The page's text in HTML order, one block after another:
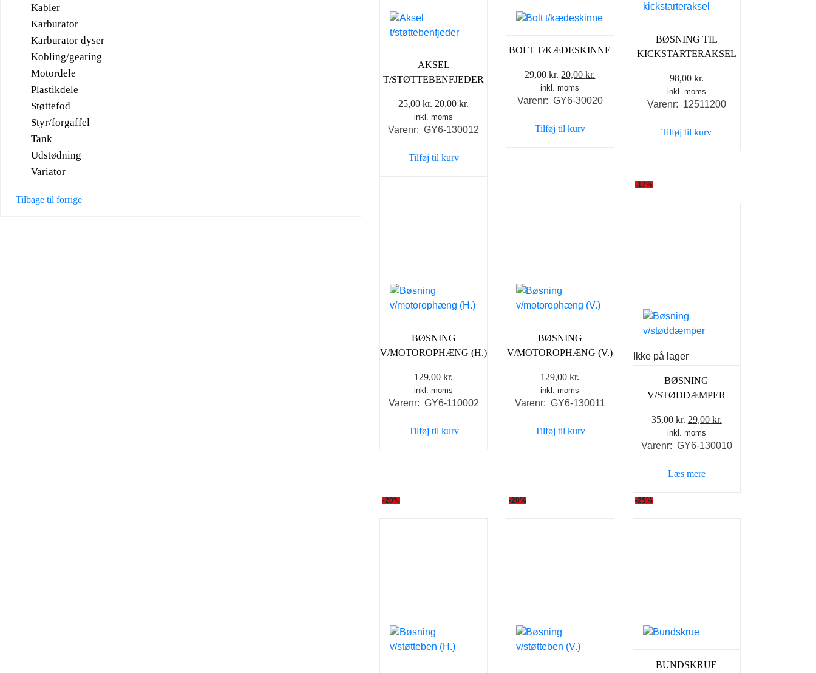
Kabler
Karburator
Karburator dyser
Kobling/gearing
Motordele
Plastikdele
Støttefod
Styr/forgaffel
Tank
Udstødning
Variator
Tilbage til forrige
AKSEL
T/STØTTEBENFJEDER
25,00kr. Den
oprindelige
pris
25,00 kr..
20,00kr.
pris
inkl. moms
Varenr: GY6-130012
Tilføj til kurv
BOLT T/KÆDESKINNE
29,00kr. Den
oprindelige
pris
29,00 kr..
20,00kr.
pris
inkl. moms
Varenr: GY6-30020
Tilføj til kurv
BØSNING TIL
KICKSTARTERAKSEL
98,00 kr.
inkl. moms
Varenr: 12511200
Tilføj til kurv
BØSNING
V/MOTOROPHÆNG (H.)
129,00kr.
inkl. moms
Varenr: GY6-110002
Tilføj til kurv
BØSNING
V/MOTOROPHÆNG (V.)
129,00kr.
inkl. moms
Varenr: GY6-130011
Tilføj til kurv
-17%
Ikke på lager
BØSNING
V/STØDDÆMPER
35,00kr. Den
oprindelige
pris
35,00 kr..
29,00 kr.
pris
inkl. moms
Varenr: GY6-130010
Læs mere
-20% -20% -25%
BUNDSKRUE